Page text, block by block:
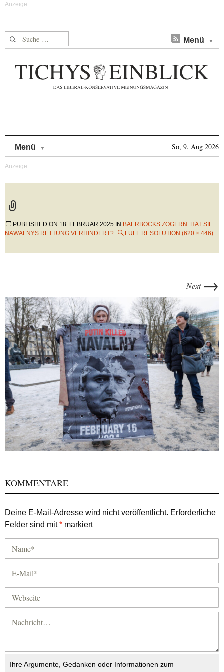
Suche nach: Menü
Menü So, 9. Aug 2026
PUBLISHED ON 18. FEBRUAR 2025 IN BAERBOCKS ZÖGERN: HAT SIE
NAWALNYS RETTUNG VERHINDERT?
FULL RESOLUTION (620 × 446)
Next →
KOMMENTARE
Deine E-Mail-Adresse wird nicht veröffentlicht. Erforderliche
Felder sind mit* markiert
Ihre Argumente, Gedanken oder Informationen zum